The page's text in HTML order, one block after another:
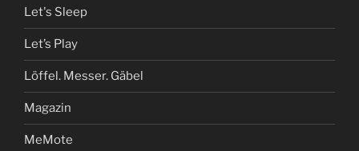
Let's Sleep
Let’s Play
Löffel. Messer. Gäbel
Magazin
MeMote